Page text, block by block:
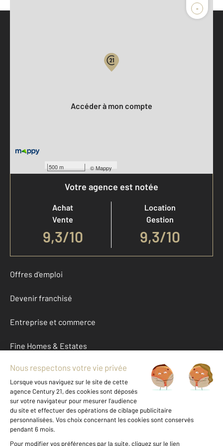
-
500 m ©Mappy
Accéder à mon compte
Votre agence est notée
Achat
Vente
9,3/10
Location
Gestion
9,3/10
Offres d'emploi
Devenir franchisé
Entreprise et commerce
Fine Homes & Estates
À propos
International
Nous contacter